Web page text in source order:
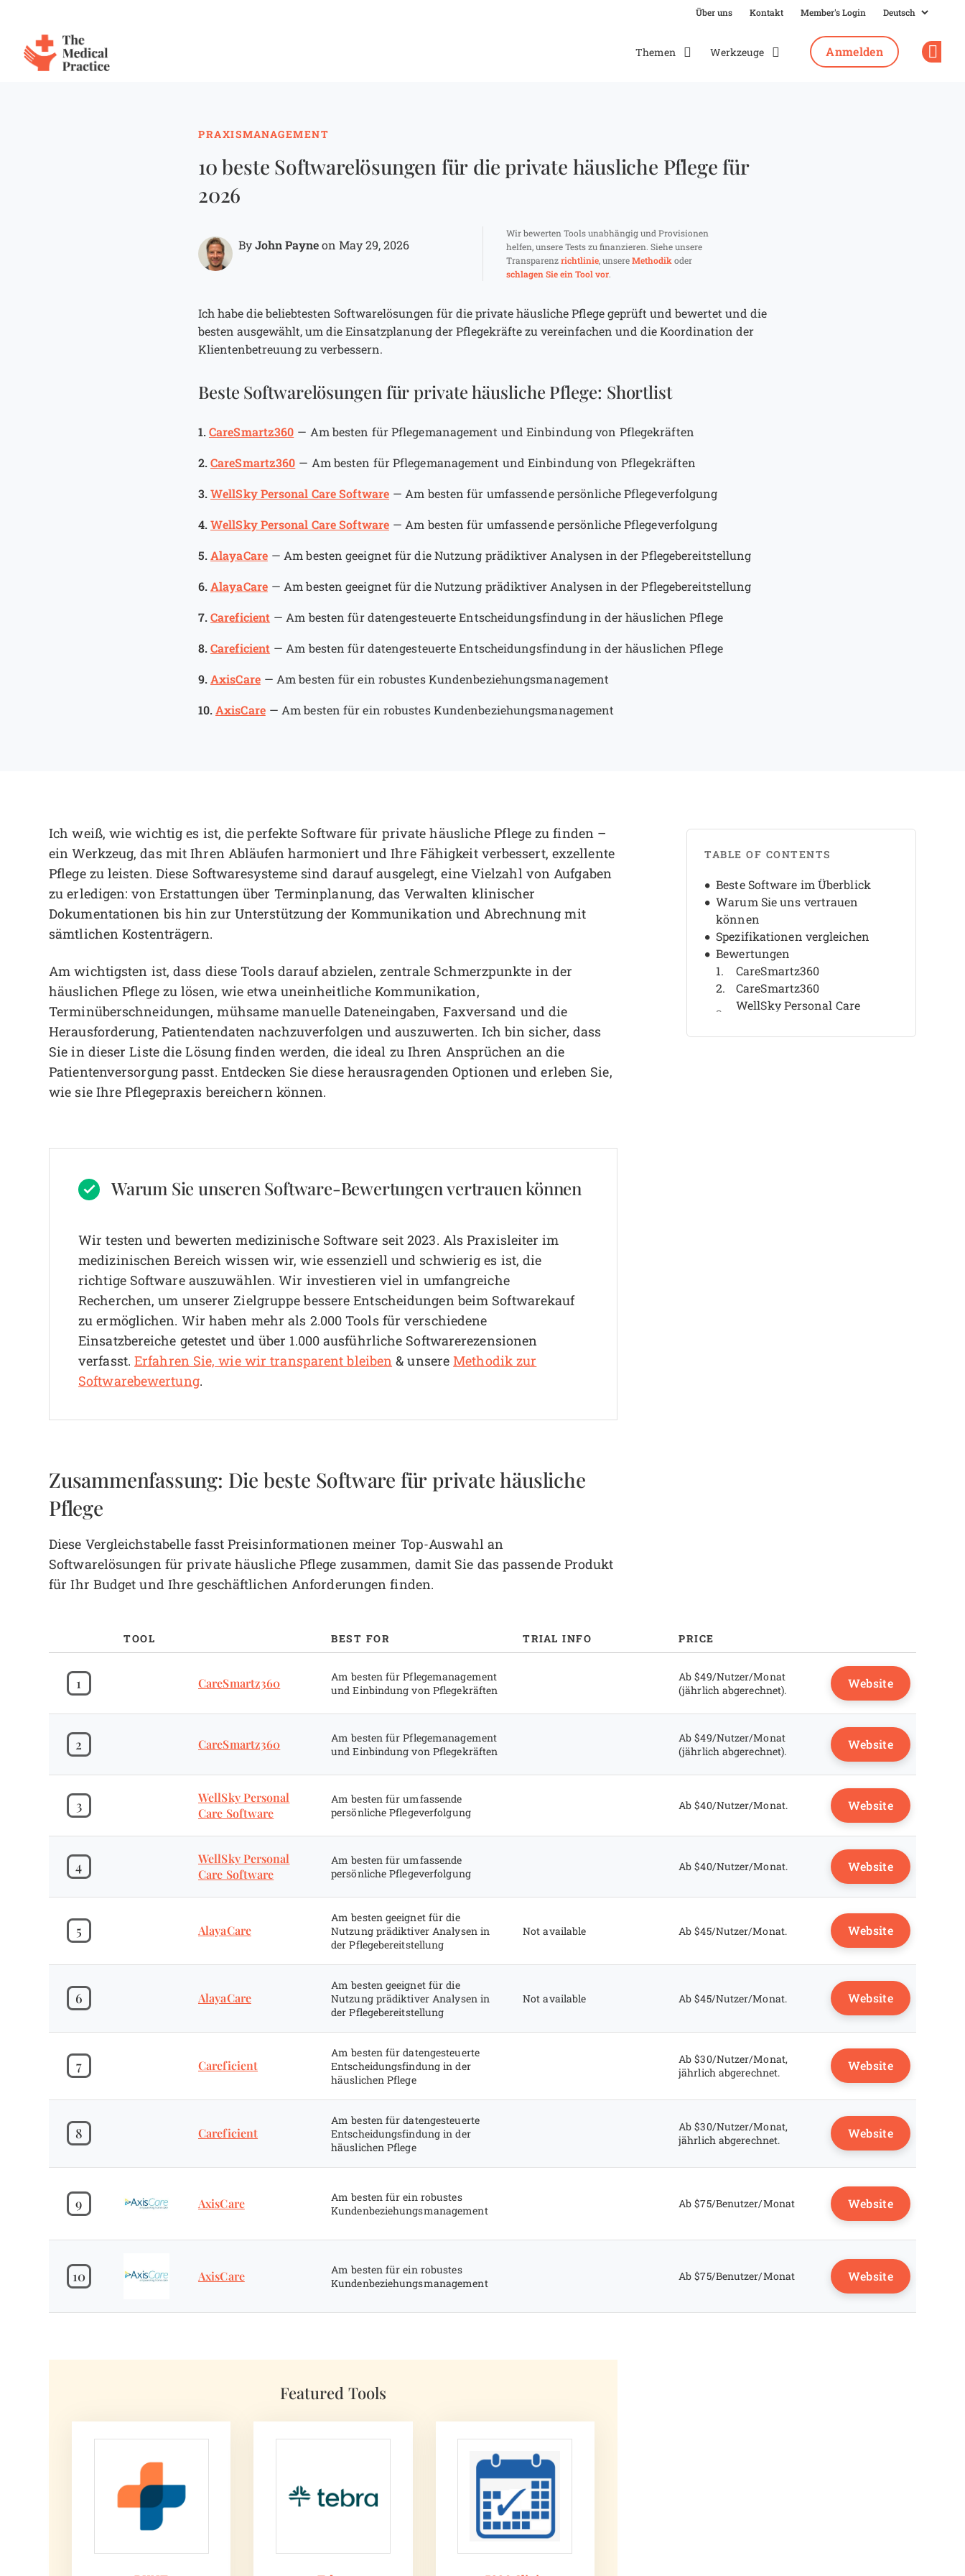
Über uns Kontakt Member's Login
Themen Werkzeuge Anmelden
PRAXISMANAGEMENT
10 beste Softwarelösungen für die private häusliche Pflege für
2026
ByJohn Payneon May 29, 2026
Wir bewerten Tools unabhängig und Provisionen
helfen, unsere Tests zu finanzieren. Siehe unsere
Transparenzrichtlinie, unsereMethodik oder
schlagen Sie ein Tool vor.
Ich habe die beliebtesten Softwarelösungen für die private häusliche Pflege geprüft und bewertet und die
besten ausgewählt, um die Einsatzplanung der Pflegekräfte zu vereinfachen und die Koordination der
Klientenbetreuung zu verbessern.
Beste Softwarelösungen für private häusliche Pflege: Shortlist
1.CareSmartz360 — Am besten für Pflegemanagement und Einbindung von Pflegekräften
2.CareSmartz360 — Am besten für Pflegemanagement und Einbindung von Pflegekräften
3.WellSky Personal Care Software — Am besten für umfassende persönliche Pflegeverfolgung
4.WellSky Personal Care Software — Am besten für umfassende persönliche Pflegeverfolgung
5.AlayaCare — Am besten geeignet für die Nutzung prädiktiver Analysen in der Pflegebereitstellung
6.AlayaCare — Am besten geeignet für die Nutzung prädiktiver Analysen in der Pflegebereitstellung
7.Careficient — Am besten für datengesteuerte Entscheidungsfindung in der häuslichen Pflege
8.Careficient — Am besten für datengesteuerte Entscheidungsfindung in der häuslichen Pflege
9.AxisCare — Am besten für ein robustes Kundenbeziehungsmanagement
10.AxisCare — Am besten für ein robustes Kundenbeziehungsmanagement
Ich weiß, wie wichtig es ist, die perfekte Software für private häusliche Pflege zu finden –
ein Werkzeug, das mit Ihren Abläufen harmoniert und Ihre Fähigkeit verbessert, exzellente
Pflege zu leisten. Diese Softwaresysteme sind darauf ausgelegt, eine Vielzahl von Aufgaben
zu erledigen: von Erstattungen über Terminplanung, das Verwalten klinischer
Dokumentationen bis hin zur Unterstützung der Kommunikation und Abrechnung mit
sämtlichen Kostenträgern.
Am wichtigsten ist, dass diese Tools darauf abzielen, zentrale Schmerzpunkte in der
häuslichen Pflege zu lösen, wie etwa uneinheitliche Kommunikation,
Terminüberschneidungen, mühsame manuelle Dateneingaben, Faxversand und die
Herausforderung, Patientendaten nachzuverfolgen und auszuwerten. Ich bin sicher, dass
Sie in dieser Liste die Lösung finden werden, die ideal zu Ihren Ansprüchen an die
Patientenversorgung passt. Entdecken Sie diese herausragenden Optionen und erleben Sie,
wie sie Ihre Pflegepraxis bereichern können.
Warum Sie unseren Software-Bewertungen vertrauen können
Wir testen und bewerten medizinische Software seit 2023. Als Praxisleiter im
medizinischen Bereich wissen wir, wie essenziell und schwierig es ist, die
richtige Software auszuwählen. Wir investieren viel in umfangreiche
Recherchen, um unserer Zielgruppe bessere Entscheidungen beim Softwarekauf
zu ermöglichen. Wir haben mehr als 2.000 Tools für verschiedene
Einsatzbereiche getestet und über 1.000 ausführliche Softwarerezensionen
verfasst. Erfahren Sie, wie wir transparent bleiben & unsereMethodik zur
Softwarebewertung.
Zusammenfassung: Die beste Software für private häusliche
Pflege
Diese Vergleichstabelle fasst Preisinformationen meiner Top-Auswahl an
Softwarelösungen für private häusliche Pflege zusammen, damit Sie das passende Produkt
für Ihr Budget und Ihre geschäftlichen Anforderungen finden.
TOOL BEST FOR TRIAL INFO PRICE
1 CareSmartz360
Am besten für Pflegemanagement
und Einbindung von Pflegekräften
Ab $49/Nutzer/Monat
(jährlich abgerechnet).
Website
2 CareSmartz360
Am besten für Pflegemanagement
und Einbindung von Pflegekräften
Ab $49/Nutzer/Monat
(jährlich abgerechnet).
Website
3
WellSky Personal
Care Software
Am besten für umfassende
persönliche Pflegeverfolgung
Ab $40/Nutzer/Monat. Website
4
WellSky Personal
Care Software
Am besten für umfassende
persönliche Pflegeverfolgung
Ab $40/Nutzer/Monat. Website
5 AlayaCare
Am besten geeignet für die
Nutzung prädiktiver Analysen in
der Pflegebereitstellung
Not available Ab $45/Nutzer/Monat. Website
6 AlayaCare
Am besten geeignet für die
Nutzung prädiktiver Analysen in
der Pflegebereitstellung
Not available Ab $45/Nutzer/Monat. Website
7 Careficient
Am besten für datengesteuerte
Entscheidungsfindung in der
häuslichen Pflege
Ab $30/Nutzer/Monat,
jährlich abgerechnet.
Website
8 Careficient
Am besten für datengesteuerte
Entscheidungsfindung in der
häuslichen Pflege
Ab $30/Nutzer/Monat,
jährlich abgerechnet.
Website
9 AxisCare
Am besten für ein robustes
Kundenbeziehungsmanagement
Ab $75/Benutzer/Monat Website
10 AxisCare
Am besten für ein robustes
Kundenbeziehungsmanagement
Ab $75/Benutzer/Monat Website
Featured Tools
TABLE OF CONTENTS
Beste Software im Überblick
Warum Sie uns vertrauen
können
Spezifikationen vergleichen
Bewertungen
CareSmartz360
CareSmartz360
WellSky Personal Care
WellSky Personal Care